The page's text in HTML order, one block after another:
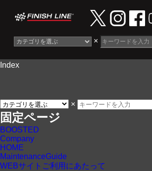
×
Information
Maintenance Guide
Contact
Index
×
固定ページ
BOOSTED
Company
HOME
MaintenanceGuide
WEBサイトご利用にあたって